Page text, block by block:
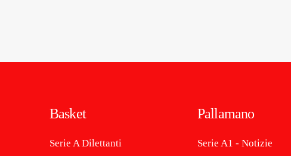
Basket
Serie A Dilettanti
Pallamano
Serie A1 - Notizie